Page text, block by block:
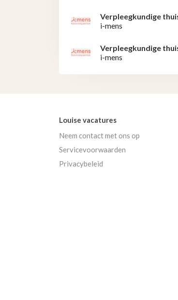
Verpleegkundige
i-mens
Verpleegkundige
i-mens
Louise vacatures
Neem contact met ons op
Servicevoorwaarden
Privacybeleid